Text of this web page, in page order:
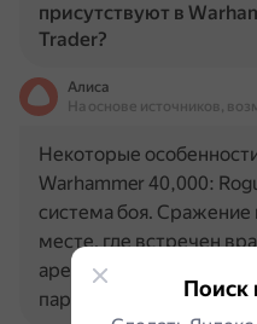
присутствуют в
Trader?
Алиса
На основе источников,
Некоторые
Warhammer 40,000:
система боя.
месте, где встречен
арены.
параметром
Поиск